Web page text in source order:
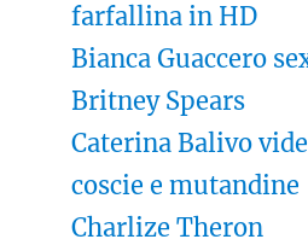
farfallina in HD
Bianca Guaccero
Britney Spears
Caterina Balivo
coscie e mutandine
Charlize Theron